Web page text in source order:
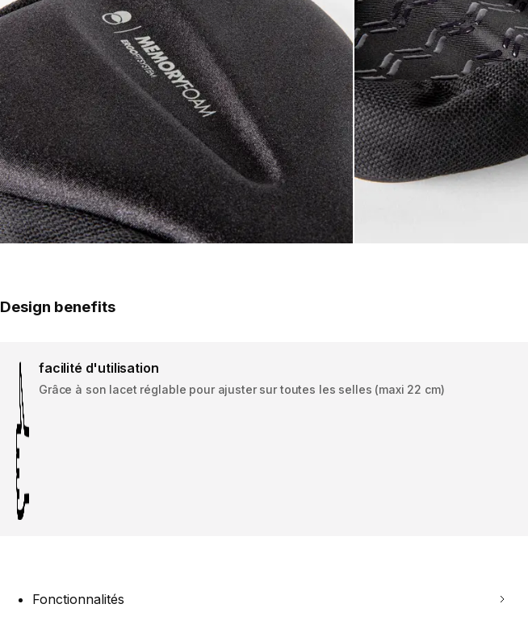
Design benefits
facilité d'utilisation
Grâce à son lacet réglable pour ajuster sur toutes les selles (maxi 22 cm)
Fonctionnalités